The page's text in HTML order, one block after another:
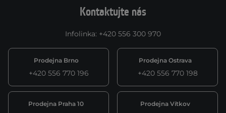
Kontaktujte nás
Infolinka: +420 556 300 970
Prodejna Brno
+420 556 770 196
Prodejna Ostrava
+420 556 770 198
Prodejna Praha 10 Prodejna Vítkov